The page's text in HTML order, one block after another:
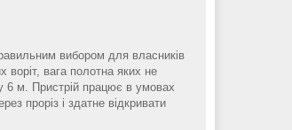
вибором для власників
воріт, вага полотна яких не
6 м. Пристрій працює в умовах
проріз і здатне відкривати